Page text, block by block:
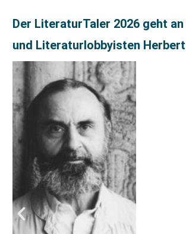
Der LiteraturTaler 2026 geht
und Literaturlobbyisten